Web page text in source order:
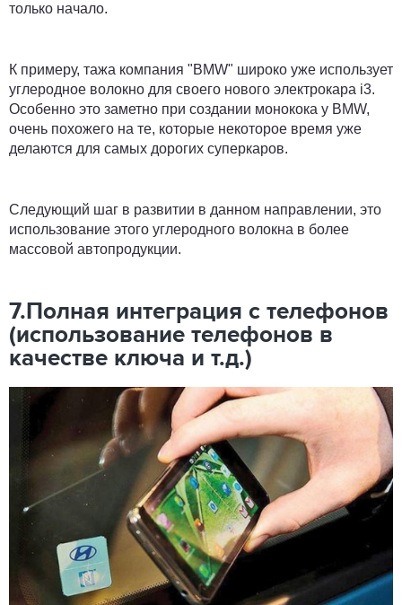
только начало.
К примеру, тажа компания "BMW" широко уже использует
углеродное волокно для своего нового электрокара i3.
Особенно это заметно при создании монокока у BMW,
очень похожего на те, которые некоторое время уже
делаются для самых дорогих суперкаров.
Следующий шаг в развитии в данном направлении, это
использование этого углеродного волокна в более
массовой автопродукции.
7.Полная интеграция с телефонов
(использование телефонов в
качестве ключа и т.д.)